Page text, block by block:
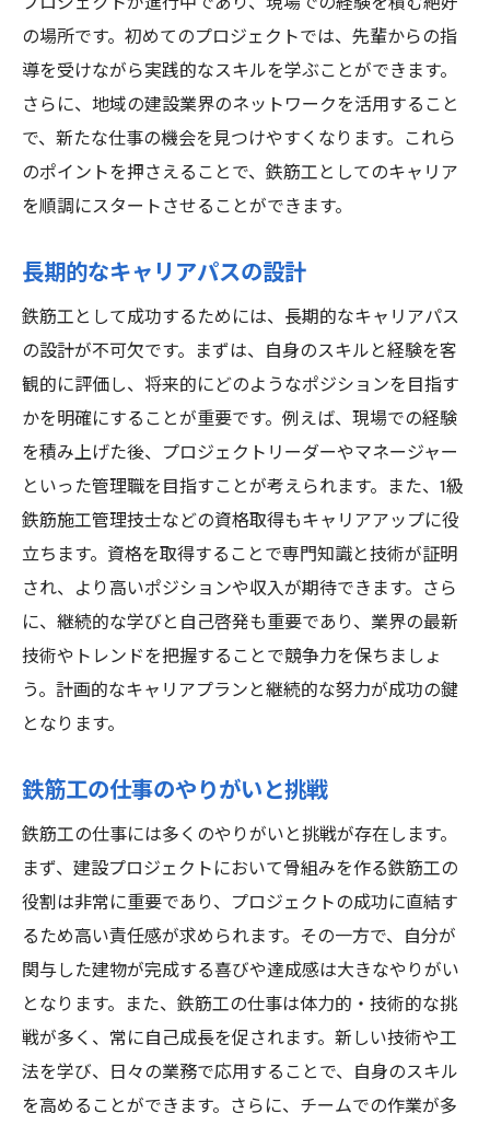
の場所です。初めてのプロジェクトでは、先輩からの指
導を受けながら実践的なスキルを学ぶことができます。
さらに、地域の建設業界のネットワークを活用すること
で、新たな仕事の機会を見つけやすくなります。これら
のポイントを押さえることで、鉄筋工としてのキャリア
を順調にスタートさせることができます。
長期的なキャリアパスの設計
鉄筋工として成功するためには、長期的なキャリアパス
の設計が不可欠です。まずは、自身のスキルと経験を客
観的に評価し、将来的にどのようなポジションを目指す
かを明確にすることが重要です。例えば、現場での経験
を積み上げた後、プロジェクトリーダーやマネージャー
といった管理職を目指すことが考えられます。また、1級
鉄筋施工管理技士などの資格取得もキャリアアップに役
立ちます。資格を取得することで専門知識と技術が証明
され、より高いポジションや収入が期待できます。さら
に、継続的な学びと自己啓発も重要であり、業界の最新
技術やトレンドを把握することで競争力を保ちましょ
う。計画的なキャリアプランと継続的な努力が成功の鍵
となります。
鉄筋工の仕事のやりがいと挑戦
鉄筋工の仕事には多くのやりがいと挑戦が存在します。
まず、建設プロジェクトにおいて骨組みを作る鉄筋工の
役割は非常に重要であり、プロジェクトの成功に直結す
るため高い責任感が求められます。その一方で、自分が
関与した建物が完成する喜びや達成感は大きなやりがい
となります。また、鉄筋工の仕事は体力的・技術的な挑
戦が多く、常に自己成長を促されます。新しい技術や工
法を学び、日々の業務で応用することで、自身のスキル
を高めることができます。さらに、チームでの作業が多